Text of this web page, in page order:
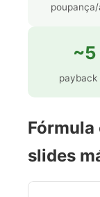
~5
payback
Fórmula
slides